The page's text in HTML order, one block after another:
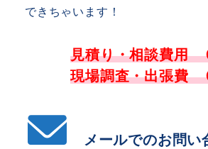
できちゃいます！
見積り・相談費用
現場調査・出張費
メールでのお問い